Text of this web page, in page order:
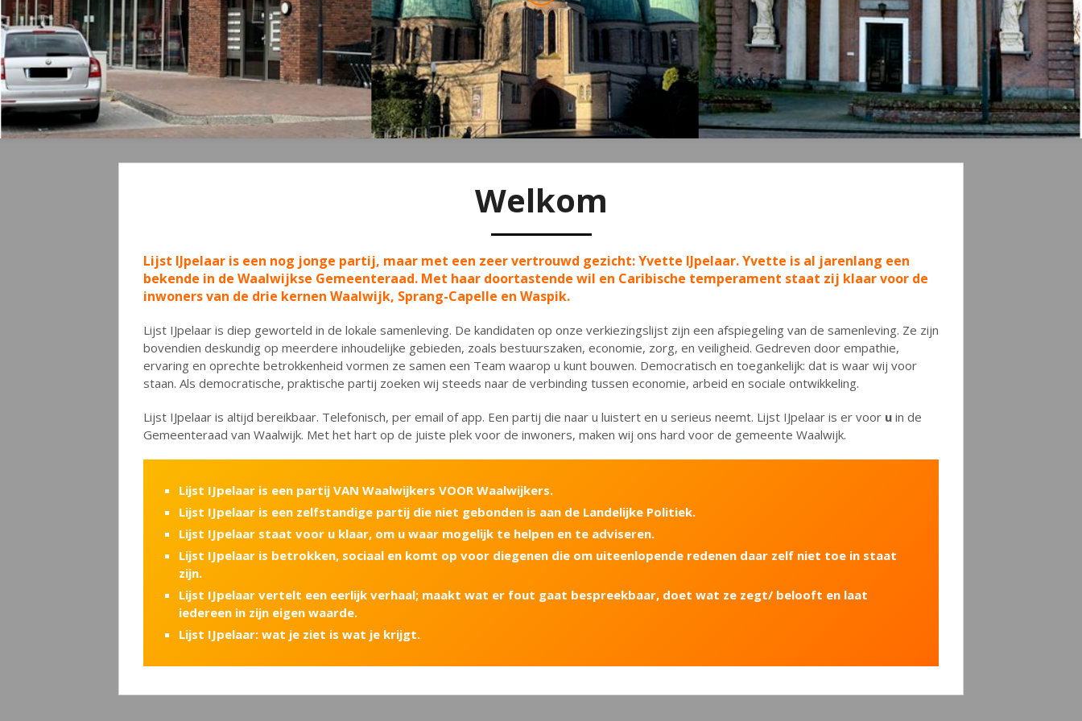
Welkom
Lijst IJpelaar is een nog jonge partij, maar met een zeer vertrouwd gezicht: Yvette IJpelaar. Yvette is al jarenlang een
bekende in de Waalwijkse Gemeenteraad. Met haar doortastende wil en Caribische temperament staat zij klaar voor de
inwoners van de drie kernen Waalwijk, Sprang-Capelle en Waspik.
Lijst IJpelaar is diep geworteld in de lokale samenleving. De kandidaten op onze verkiezingslijst zijn een afspiegeling van de samenleving. Ze zijn
bovendien deskundig op meerdere inhoudelijke gebieden, zoals bestuurszaken, economie, zorg, en veiligheid. Gedreven door empathie,
ervaring en oprechte betrokkenheid vormen ze samen een Team waarop u kunt bouwen. Democratisch en toegankelijk: dat is waar wij voor
staan. Als democratische, praktische partij zoeken wij steeds naar de verbinding tussen economie, arbeid en sociale ontwikkeling.
Lijst IJpelaar is altijd bereikbaar. Telefonisch, per email of app. Een partij die naar u luistert en u serieus neemt. Lijst IJpelaar is er voor u in de
Gemeenteraad van Waalwijk. Met het hart op de juiste plek voor de inwoners, maken wij ons hard voor de gemeente Waalwijk.
Lijst IJpelaar is een partij VAN Waalwijkers VOOR Waalwijkers.
Lijst IJpelaar is een zelfstandige partij die niet gebonden is aan de Landelijke Politiek.
Lijst IJpelaar staat voor u klaar, om u waar mogelijk te helpen en te adviseren.
Lijst IJpelaar is betrokken, sociaal en komt op voor diegenen die om uiteenlopende redenen daar zelf niet toe in staat
zijn.
Lijst IJpelaar vertelt een eerlijk verhaal; maakt wat er fout gaat bespreekbaar, doet wat ze zegt/ belooft en laat
iedereen in zijn eigen waarde.
Lijst IJpelaar: wat je ziet is wat je krijgt.